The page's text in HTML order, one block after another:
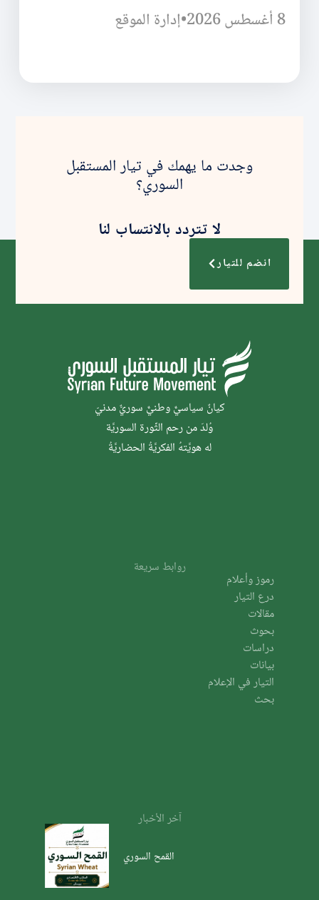
8 أغسطس 2026
•إدارة الموقع
وجدت ما يهمك في تيار المستقبل
السوري؟
لا تتردد بالانتساب لنا
انضم للتيار
كيانٌ سياسيٌّ وطنيٌّ سوريٌّ مدنيّ
وُلدَ من رحم الثَّورة السوريَّة
له هويَّتهُ الفكريَّةُ الحضاريَّةُ
روابط سريعة
رموز وأعلام
درع التيار
مقالات
بحوث
دراسات
بيانات
التيار في الإعلام
بحث
آخر الأخبار
القمح السوري